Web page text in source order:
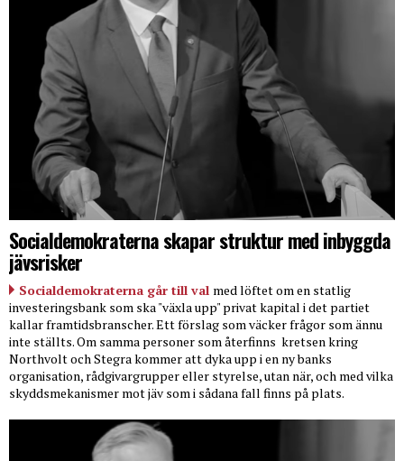
Socialdemokraterna skapar struktur med inbyggda
jävsrisker
Socialdemokraterna går till val med löftet om en statlig
investeringsbank som ska "växla upp" privat kapital i det partiet
kallar framtidsbranscher. Ett förslag som väcker frågor som ännu
inte ställts. Om samma personer som återfinns kretsen kring
Northvolt och Stegra kommer att dyka upp i en ny banks
organisation, rådgivargrupper eller styrelse, utan när, och med vilka
skyddsmekanismer mot jäv som i sådana fall finns på plats.